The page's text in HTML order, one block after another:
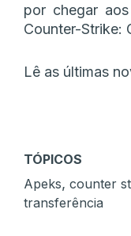
por chegar
Counter-Strike:
Lê as últimas
TÓPICOS
Apeks, counter
transferência